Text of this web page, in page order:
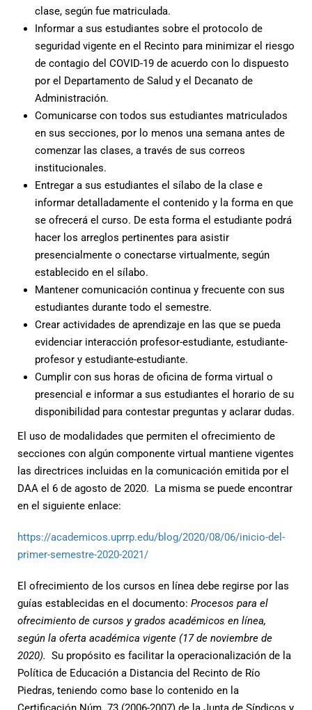
clase, según fue matriculada.
Informar a sus estudiantes sobre el protocolo de
seguridad vigente en el Recinto para minimizar el riesgo
de contagio del COVID-19 de acuerdo con lo dispuesto
por el Departamento de Salud y el Decanato de
Administración.
Comunicarse con todos sus estudiantes matriculados
en sus secciones, por lo menos una semana antes de
comenzar las clases, a través de sus correos
institucionales.
Entregar a sus estudiantes el sílabo de la clase e
informar detalladamente el contenido y la forma en que
se ofrecerá el curso. De esta forma el estudiante podrá
hacer los arreglos pertinentes para asistir
presencialmente o conectarse virtualmente, según
establecido en el sílabo.
Mantener comunicación continua y frecuente con sus
estudiantes durante todo el semestre.
Crear actividades de aprendizaje en las que se pueda
evidenciar interacción profesor-estudiante, estudiante-
profesor y estudiante-estudiante.
Cumplir con sus horas de oficina de forma virtual o
presencial e informar a sus estudiantes el horario de su
disponibilidad para contestar preguntas y aclarar dudas.
El uso de modalidades que permiten el ofrecimiento de
secciones con algún componente virtual mantiene vigentes
las directrices incluidas en la comunicación emitida por el
DAA el 6 de agosto de 2020. La misma se puede encontrar
en el siguiente enlace:
https://academicos.uprrp.edu/blog/2020/08/06/inicio-del-
primer-semestre-2020-2021/
El ofrecimiento de los cursos en línea debe regirse por las
guías establecidas en el documento: Procesos para el
ofrecimiento de cursos y grados académicos en línea,
según la oferta académica vigente (17 de noviembre de
2020). Su propósito es facilitar la operacionalización de la
Política de Educación a Distancia del Recinto de Río
Piedras, teniendo como base lo contenido en la